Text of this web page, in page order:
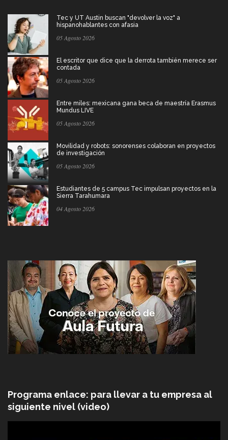
Tec y UT Austin buscan "devolver la voz" a
hispanohablantes con afasia
05 Agosto 2026
El escritor que dice que la derrota también merece ser
contada
05 Agosto 2026
Entre miles: mexicana gana beca de maestría Erasmus
Mundus LIVE
05 Agosto 2026
Movilidad y robots: sonorenses colaboran en proyectos
de investigación
05 Agosto 2026
Estudiantes de 5 campus Tec impulsan proyectos en la
Sierra Tarahumara
04 Agosto 2026
Programa enlace: para llevar a tu empresa al
siguiente nivel (video)